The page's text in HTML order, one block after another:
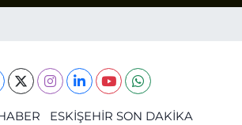
ESKİŞEHİR SON DAKİKA